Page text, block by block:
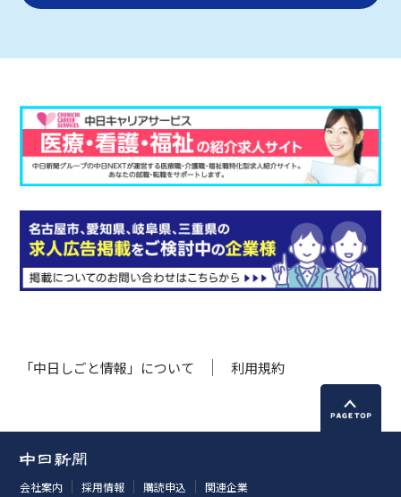
「中日しごと情報」について 利用規約
会社案内 採用情報 購読申込 関連企業